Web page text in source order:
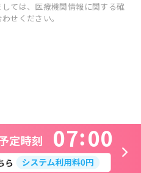
ては、医療機関情報に関する確
せください。
07 00